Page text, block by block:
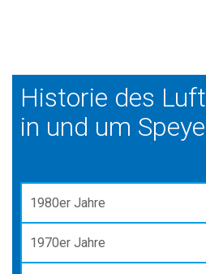
Historie des
in und um
1980er Jahre
1970er Jahre